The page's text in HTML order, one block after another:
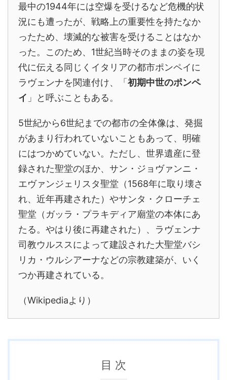
最中の1944年には空爆を受けるなど危機的状
況にも遭ったが、戦略上の重要性を持たなか
ったため、壊滅的な被害を受けることはなか
った。このため、1世紀当時そのままの姿を現
代に伝える同じくイタリアの都市ポンペイに
ラヴェンナを関連付け、「初期中世のポンペ
イ 」と呼ぶこともある。
5世紀から6世紀までの都市の全体像は、発掘
があまり行われていないこともあって、明確
にはつかめていない。ただし、世界遺産に登
録された聖堂のほか、サン・ジョヴァンニ・
エヴァンジェリスタ聖堂（1568年に取り壊さ
れ、近年再建された）やサンタ・クローチェ
聖堂（ガッラ・プラキディア廟堂の本体にあ
たる。やはり後に再建された）、ラヴェンナ
司教ウルススによって建設された大聖堂バシ
リカ・ウルシアーナなどの宗教建築が、いく
つか再建されている。
（Wikipediaより）
目 次